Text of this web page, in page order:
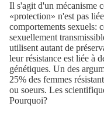
Il s'agit d'un mécanisme
«protection» n'est pas
comportements sexuels:
sexuellement
utilisent autant de
leur résistance est liée à
génétiques. Un des
25% des femmes
ou soeurs. Les
Pourquoi?